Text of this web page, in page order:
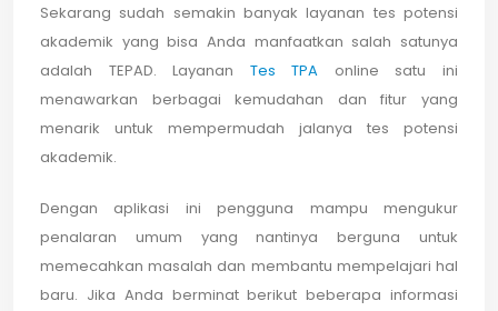
Sekarang sudah semakin banyak layanan tes potensi
akademik yang bisa Anda manfaatkan salah satunya
adalah TEPAD. Layanan Tes TPA online satu ini
menawarkan berbagai kemudahan dan fitur yang
menarik untuk mempermudah jalanya tes potensi
akademik.
Dengan aplikasi ini pengguna mampu mengukur
penalaran umum yang nantinya berguna untuk
memecahkan masalah dan membantu mempelajari hal
baru. Jika Anda berminat berikut beberapa informasi